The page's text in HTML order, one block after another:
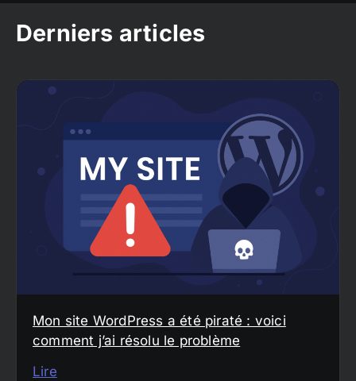
Derniers articles
Mon site WordPress a été piraté : voici
comment j’ai résolu le problème
Lire